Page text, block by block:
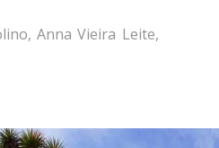
Anna Vieira Leite,